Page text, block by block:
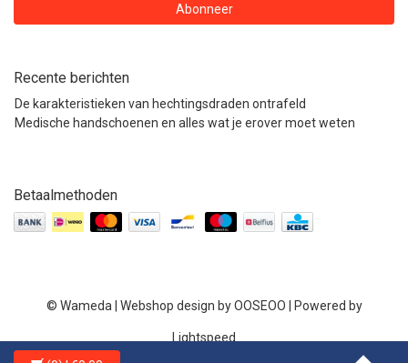
Abonneer
Recente berichten
De karakteristieken van hechtingsdraden ontrafeld
Medische handschoenen en alles wat je erover moet weten
Betaalmethoden
© Wameda | Webshop design byOOSEOO | Powered by
Lightspeed